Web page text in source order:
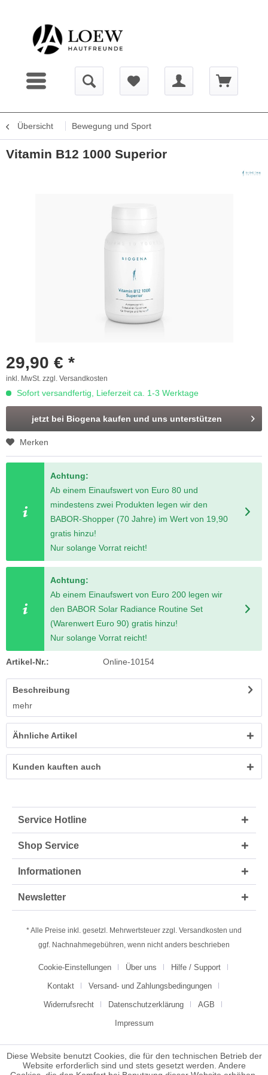
Übersicht Bewegung und Sport
Vitamin B12 1000 Superior
29,90 € *
inkl. MwSt. zzgl. Versandkosten
Sofort versandfertig, Lieferzeit ca. 1-3 Werktage
jetzt bei Biogena kaufen und uns unterstützen
Merken
Achtung:
Ab einem Einaufswert von Euro 80 und
mindestens zwei Produkten legen wir den
BABOR-Shopper (70 Jahre) im Wert von 19,90
gratis hinzu!
Nur solange Vorrat reicht!
Achtung:
Ab einem Einaufswert von Euro 200 legen wir
den BABOR Solar Radiance Routine Set
(Warenwert Euro 90) gratis hinzu!
Nur solange Vorrat reicht!
Artikel-Nr.: Online-10154
Beschreibung
mehr
Ähnliche Artikel
Kunden kauften auch
Service Hotline
Shop Service
Informationen
Newsletter
* Alle Preise inkl. gesetzl. Mehrwertsteuer zzgl. Versandkosten und
ggf. Nachnahmegebühren, wenn nicht anders beschrieben
Cookie-Einstellungen Über uns Hilfe / Support
Kontakt Versand- und Zahlungsbedingungen
Widerrufsrecht Datenschutzerklärung AGB
Impressum
Diese Website benutzt Cookies, die für den technischen Betrieb der
Website erforderlich sind und stets gesetzt werden. Andere